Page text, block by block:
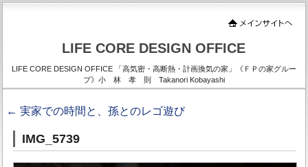
LIFE CORE DESIGN OFFICE
LIFE CORE DESIGN OFFICE 「高気密・高断熱・計画換気の家」《ＦＰの家グルー
プ》小 林 孝 則 Takanori Kobayashi
← 実家での時間と、孫とのレゴ遊び
IMG_5739